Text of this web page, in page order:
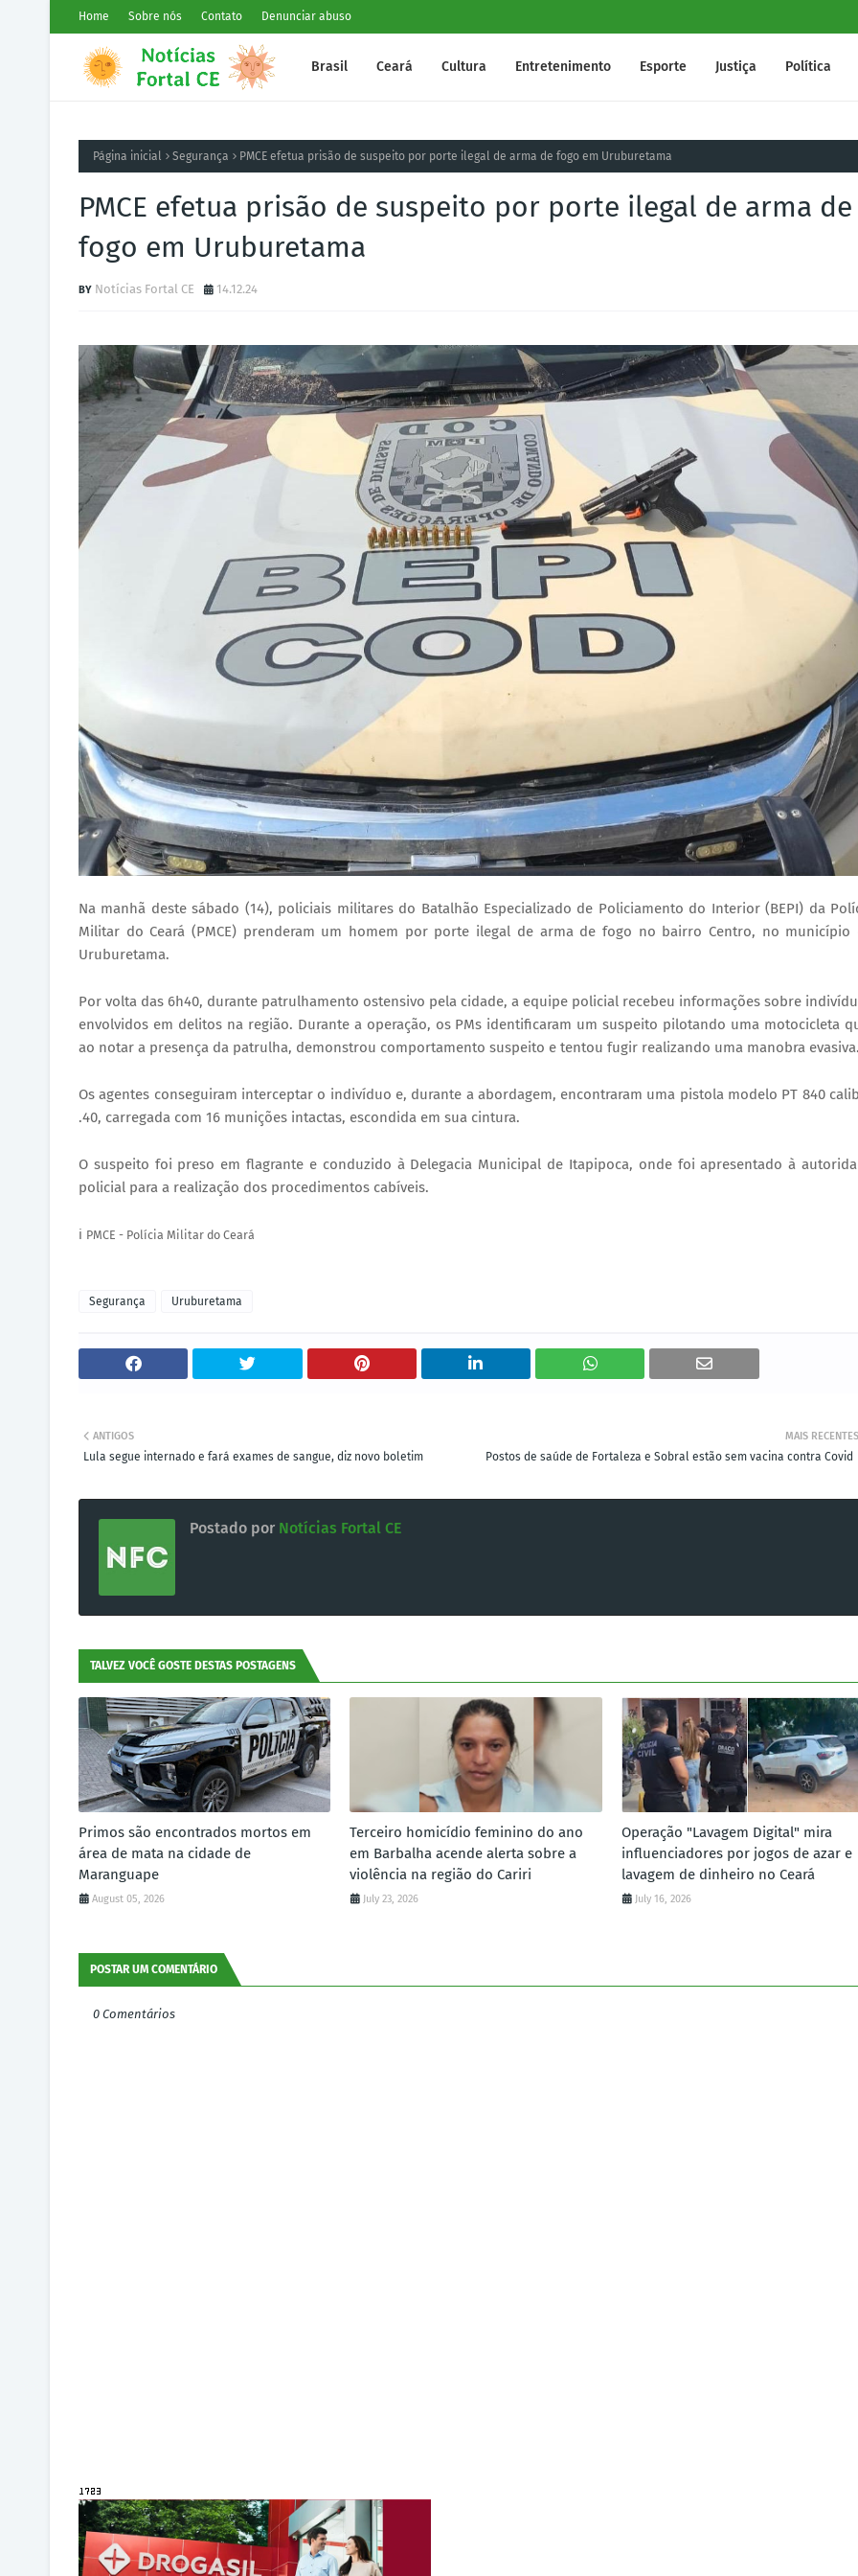
Home Sobre nós Contato Denunciar abuso
Brasil Ceará Cultura Entretenimento Esporte Justiça Política
Página inicial Segurança PMCE efetua prisão de suspeito por porte ilegal de arma de fogo em Uruburetama
PMCE efetua prisão de suspeito por porte ilegal de arma de
fogo em Uruburetama
Notícias Fortal CE 14.12.24
Na manhã deste sábado (14), policiais militares do Batalhão Especializado de Policiamento do Interior (BEPI) da
Militar do Ceará (PMCE) prenderam um homem por porte ilegal de arma de fogo no bairro Centro, no município
Uruburetama.
Por volta das 6h40, durante patrulhamento ostensivo pela cidade, a equipe policial recebeu informações sobre
envolvidos em delitos na região. Durante a operação, os PMs identificaram um suspeito pilotando uma motocicleta
ao notar a presença da patrulha, demonstrou comportamento suspeito e tentou fugir realizando uma manobra
Os agentes conseguiram interceptar o indivíduo e, durante a abordagem, encontraram uma pistola modelo PT 840
.40, carregada com 16 munições intactas, escondida em sua cintura.
O suspeito foi preso em flagrante e conduzido à Delegacia Municipal de Itapipoca, onde foi apresentado à
policial para a realização dos procedimentos cabíveis.
ℹ️ PMCE - Polícia Militar do Ceará
Segurança Uruburetama
MAIS RECENTES
Postos de saúde de Fortaleza e Sobral estão sem vacina contra Covid
ANTIGOS
Lula segue internado e fará exames de sangue, diz novo boletim
Postado por Notícias Fortal CE
TALVEZ VOCÊ GOSTE DESTAS POSTAGENS
Primos são encontrados mortos em
área de mata na cidade de
Maranguape
August 05, 2026
Terceiro homicídio feminino do ano
em Barbalha acende alerta sobre a
violência na região do Cariri
July 23, 2026
Operação "Lavagem Digital" mira
influenciadores por jogos de azar e
lavagem de dinheiro no Ceará
July 16, 2026
POSTAR UM COMENTÁRIO
0 Comentários